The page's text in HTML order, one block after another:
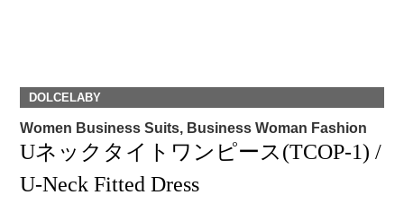
DOLCELABY
Women Business Suits, Business Woman Fashion
Uネックタイトワンピース(TCOP-1) /
U-Neck Fitted Dress